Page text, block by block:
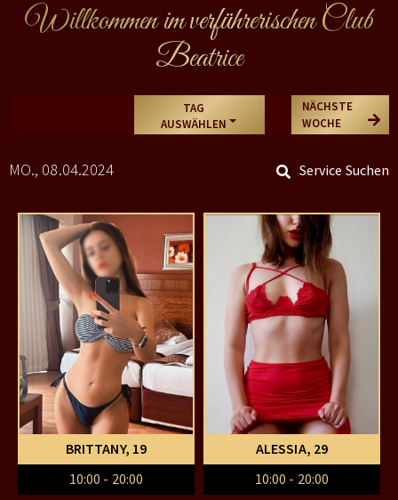
Willkommen im verführerischen Club
Beatrice
TAG
AUSWÄHLEN
NÄCHSTE
WOCHE
MO., 08.04.2024 Service Suchen
BRITTANY, 19
10:00 - 20:00
ALESSIA, 29
10:00 - 20:00